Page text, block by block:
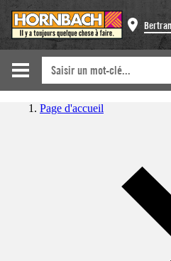
Page d'accueil